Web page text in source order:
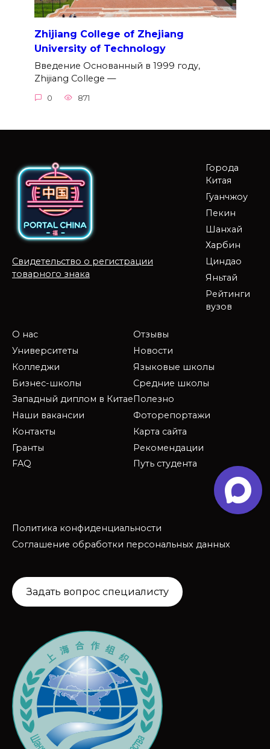
Zhijiang College of Zhejiang
University of Technology
Введение Основанный в 1999 году,
Zhijiang College —
0 871
Свидетельство о регистрации
товарного знака
Города
Китая
Гуанчжоу
Пекин
Шанхай
Харбин
Циндао
Яньтай
Рейтинги
вузов
О нас
Университеты
Колледжи
Бизнес-школы
Западный диплом в Китае
Наши вакансии
Контакты
Гранты
FAQ
Отзывы
Новости
Языковые школы
Средние школы
Полезно
Фоторепортажи
Карта сайта
Рекомендации
Путь студента
Политика конфиденциальности
Соглашение обработки персональных данных
Задать вопрос специалисту